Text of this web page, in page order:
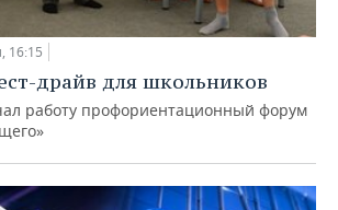
16:15
драйв для школьников
работу профориентационный форум